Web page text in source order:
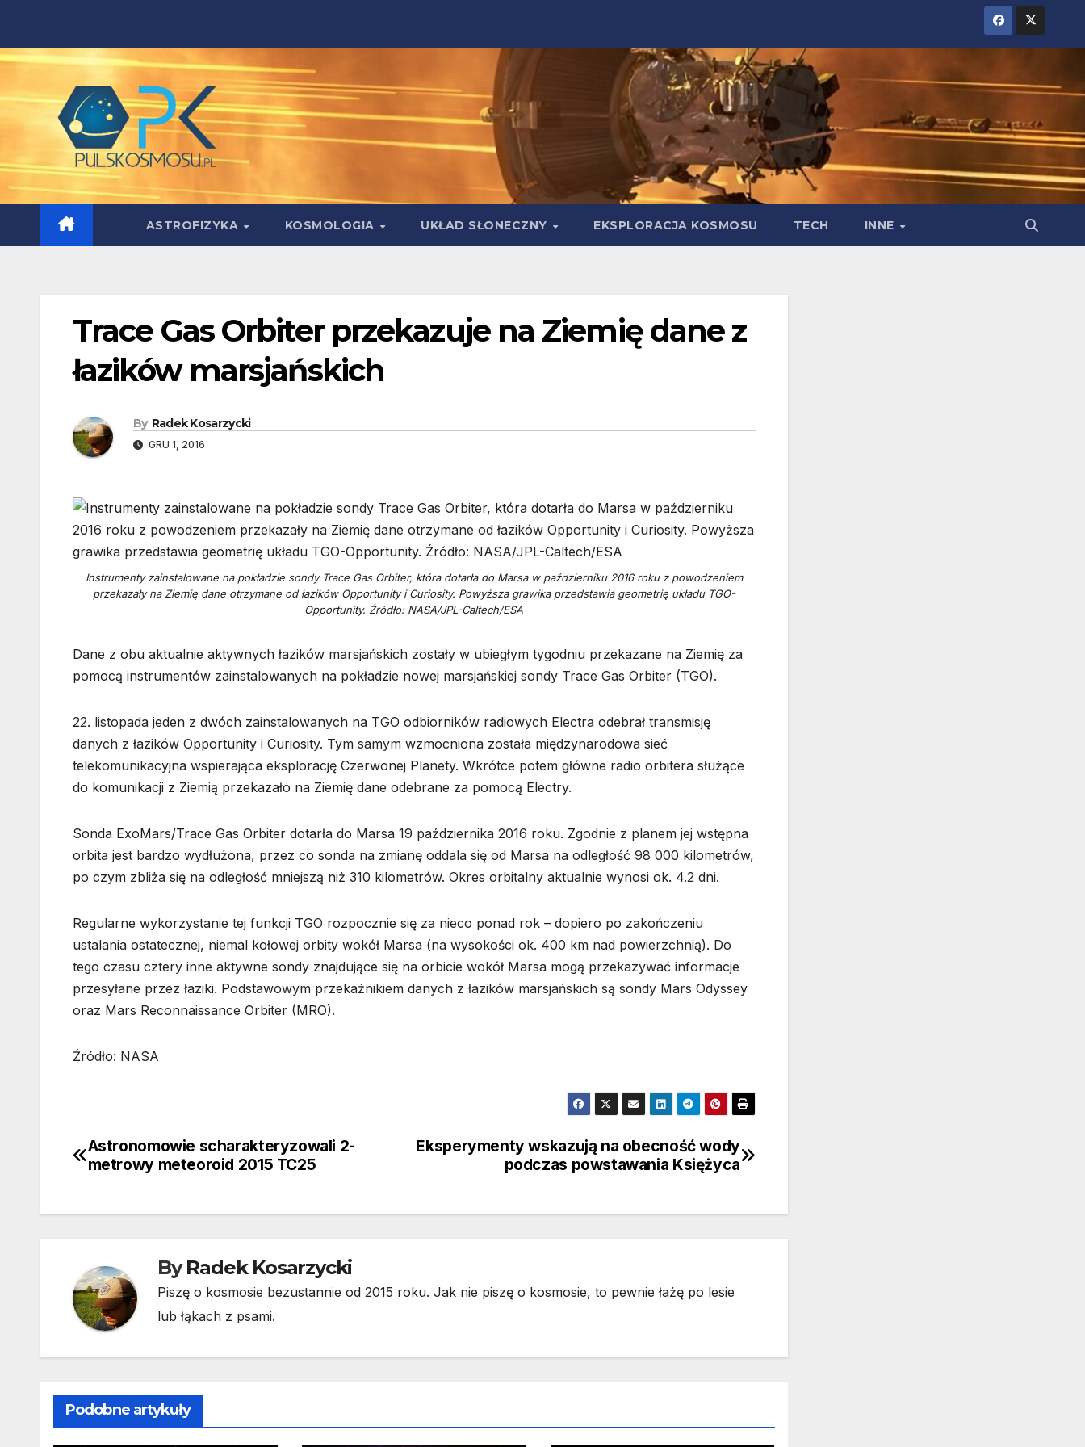
content
ASTROFIZYKA KOSMOLOGIA UKŁAD SŁONECZNY EKSPLORACJA KOSMOSU TECH INNE
Trace Gas Orbiter przekazuje na Ziemię dane z
łazików marsjańskich
By Radek Kosarzycki
GRU 1, 2016
Instrumenty zainstalowane na pokładzie sondy Trace Gas Orbiter, która dotarła do Marsa w październiku 2016 roku z powodzeniem
przekazały na Ziemię dane otrzymane od łazików Opportunity i Curiosity. Powyższa grawika przedstawia geometrię układu TGO-
Opportunity. Źródło: NASA/JPL-Caltech/ESA
Dane z obu aktualnie aktywnych łazików marsjańskich zostały w ubiegłym tygodniu przekazane na Ziemię za
pomocą instrumentów zainstalowanych na pokładzie nowej marsjańskiej sondy Trace Gas Orbiter (TGO).
22. listopada jeden z dwóch zainstalowanych na TGO odbiorników radiowych Electra odebrał transmisję
danych z łazików Opportunity i Curiosity. Tym samym wzmocniona została międzynarodowa sieć
telekomunikacyjna wspierająca eksplorację Czerwonej Planety. Wkrótce potem główne radio orbitera służące
do komunikacji z Ziemią przekazało na Ziemię dane odebrane za pomocą Electry.
Sonda ExoMars/Trace Gas Orbiter dotarła do Marsa 19 października 2016 roku. Zgodnie z planem jej wstępna
orbita jest bardzo wydłużona, przez co sonda na zmianę oddala się od Marsa na odległość 98 000 kilometrów,
po czym zbliża się na odległość mniejszą niż 310 kilometrów. Okres orbitalny aktualnie wynosi ok. 4.2 dni.
Regularne wykorzystanie tej funkcji TGO rozpocznie się za nieco ponad rok – dopiero po zakończeniu
ustalania ostatecznej, niemal kołowej orbity wokół Marsa (na wysokości ok. 400 km nad powierzchnią). Do
tego czasu cztery inne aktywne sondy znajdujące się na orbicie wokół Marsa mogą przekazywać informacje
przesyłane przez łaziki. Podstawowym przekaźnikiem danych z łazików marsjańskich są sondy Mars Odyssey
oraz Mars Reconnaissance Orbiter (MRO).
Źródło: NASA
Nawigacja
Eksperymenty wskazują na obecność wody
podczas powstawania Księżyca
Astronomowie scharakteryzowali 2-
metrowy meteoroid 2015 TC25
ByRadek Kosarzycki
Piszę o kosmosie bezustannie od 2015 roku. Jak nie piszę o kosmosie, to pewnie łażę po lesie
lub łąkach z psami.
Podobne artykuły